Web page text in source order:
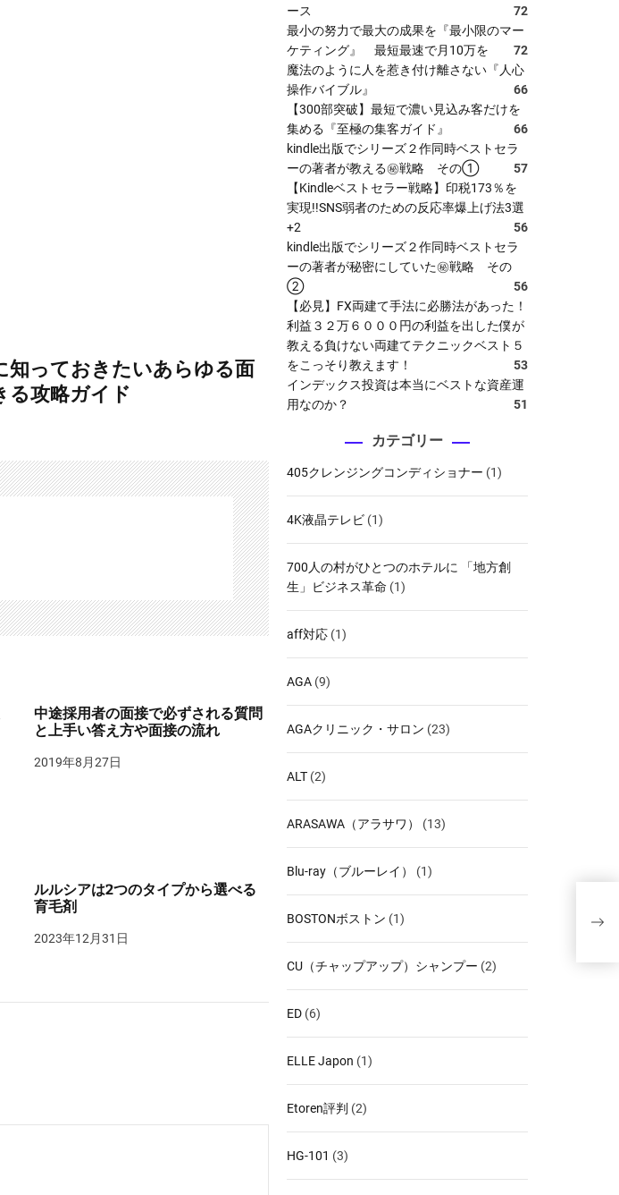
知っておきたいあらゆる面
る攻略ガイド
中途採用者の面接で必ずされる質問
と上手い答え方や面接の流れ
2019年8月27日
ルルシアは2つのタイプから選べる
育毛剤
2023年12月31日
ース
72
最小の努力で最大の成果を『最小限のマー
ケティング』 最短最速で月10万を
72
魔法のように人を惹き付け離さない『人心
操作バイブル』
66
【300部突破】最短で濃い見込み客だけを
集める『至極の集客ガイド』
66
kindle出版でシリーズ２作同時ベストセラ
ーの著者が教える㊙戦略 その①
57
【Kindleベストセラー戦略】印税173％を
実現!!SNS弱者のための反応率爆上げ法3選
+2
56
kindle出版でシリーズ２作同時ベストセラ
ーの著者が秘密にしていた㊙戦略 その
②
56
【必見】FX両建て手法に必勝法があった！
利益３２万６０００円の利益を出した僕が
教える負けない両建てテクニックベスト５
をこっそり教えます！
53
インデックス投資は本当にベストな資産運
用なのか？
51
カテゴリー
405クレンジングコンディショナー (1)
4K液晶テレビ (1)
700人の村がひとつのホテルに 「地方創
生」ビジネス革命 (1)
aff対応 (1)
AGA (9)
AGAクリニック・サロン (23)
ALT (2)
ARASAWA（アラサワ） (13)
Blu-ray（ブルーレイ） (1)
BOSTONボストン (1)
CU（チャップアップ）シャンプー (2)
ED (6)
ELLE Japon (1)
Etoren評判 (2)
HG-101 (3)
る